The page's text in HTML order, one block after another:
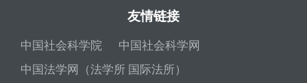
友情链接
中国社会科学院
中国社会科学网
中国法学网（法学所 国际法所）